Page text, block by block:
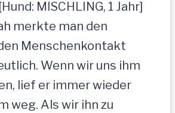
MISCHLING, 1 Jahr]
merkte man den
Menschenkontakt
Wenn wir uns ihm
lief er immer wieder
weg. Als wir ihn zu